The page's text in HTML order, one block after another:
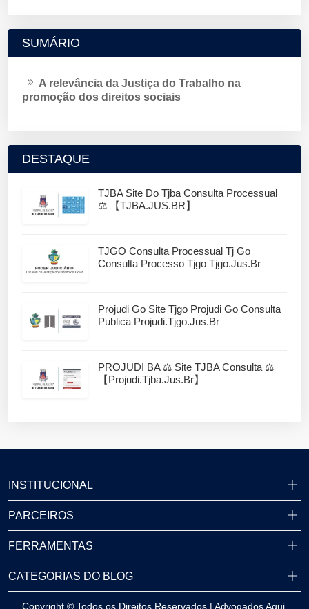
SUMÁRIO
A relevância da Justiça do Trabalho na
promoção dos direitos sociais
DESTAQUE
TJBA Site Do Tjba Consulta Processual
⚖️ 【TJBA.JUS.BR】
TJGO Consulta Processual Tj Go
Consulta Processo Tjgo Tjgo.jus.br
Projudi Go Site Tjgo Projudi Go Consulta
Publica Projudi.tjgo.jus.br
PROJUDI BA ⚖️ Site TJBA Consulta ⚖️
【projudi.tjba.jus.br】
INSTITUCIONAL
PARCEIROS
FERRAMENTAS
CATEGORIAS DO BLOG
Copyright © Todos os Direitos Reservados | Advogados Aqui.